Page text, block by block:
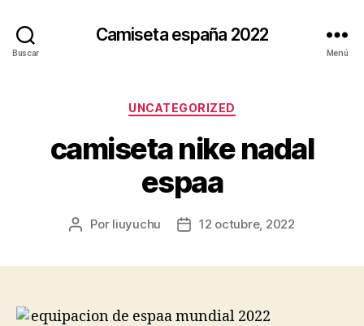
Buscar
Camiseta españa 2022
Menú
Categorías
UNCATEGORIZED
camiseta nike nadal
espaa
Autor
Por liuyuchu
Fecha12 octubre, 2022